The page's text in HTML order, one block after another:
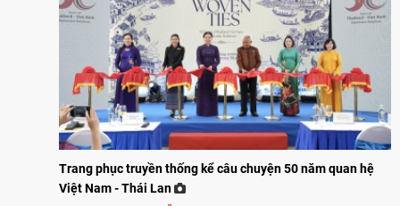
Trang phục truyền thống kể câu chuyện 50 năm quan hệ
Việt Nam - Thái Lan